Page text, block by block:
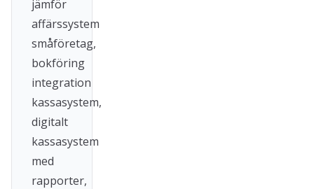
jämför
affärssystem
småföretag,
bokföring
integration
kassasystem,
digitalt
kassasystem
med
rapporter,